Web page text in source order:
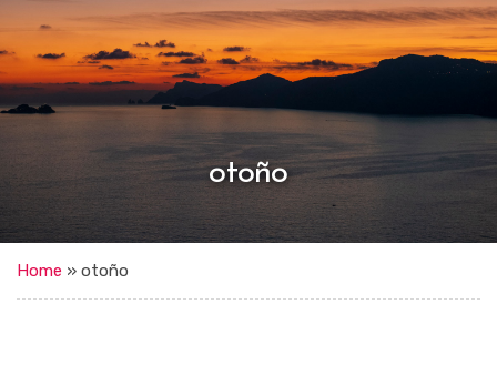
otoño
Home » otoño